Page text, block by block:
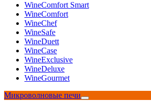
WineComfort Smart
WineComfort
WineChef
WineSafe
WineDuett
WineCase
WineExclusive
WineDeluxe
WineGourmet
Микроволновые печи